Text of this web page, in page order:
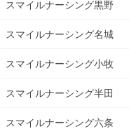
スマイルナーシング黒野
スマイルナーシング名城
スマイルナーシング小牧
スマイルナーシング半田
スマイルナーシング六条